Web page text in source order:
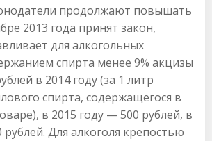
продолжают повышать
2013 года принят закон,
для алкогольных
спирта менее 9% акцизы
в 2014 году (за 1 литр
спирта, содержащегося в
в 2015 году — 500 рублей, в
рублей. Для алкоголя крепостью